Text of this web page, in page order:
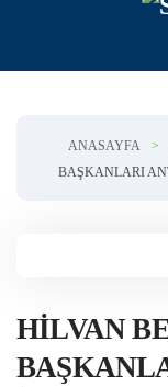
ANASAYFA
BAŞKANLARI
HILVAN